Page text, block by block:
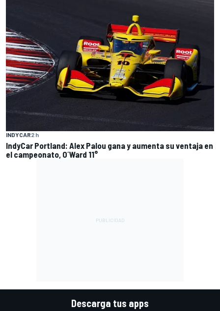
INDYCAR2 h
IndyCar Portland: Alex Palou gana y aumenta su ventaja en
el campeonato, O´Ward 11°
Descarga tus apps